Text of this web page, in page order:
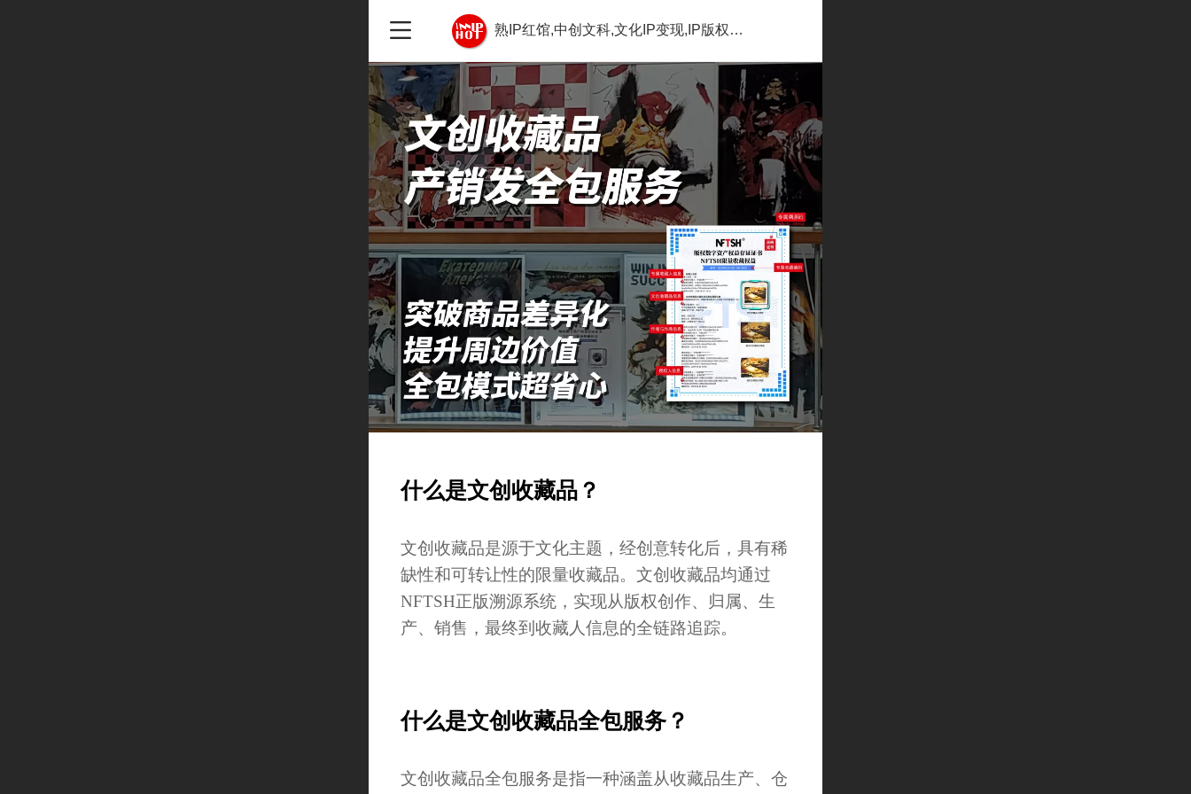
熟IP红馆,中创文科,文化IP变现,IP版权交易,全版权交易,IP授权交易,数实融合商品,NFTSH
什么是文创收藏品？
文创收藏品是源于文化主题，经创意转化后，具有稀
缺性和可转让性的限量收藏品。文创收藏品均通过
NFTSH正版溯源系统，实现从版权创作、归属、生
产、销售，最终到收藏人信息的全链路追踪。
什么是文创收藏品全包服务？
文创收藏品全包服务是指一种涵盖从收藏品生产、仓